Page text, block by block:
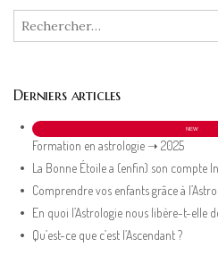
Rechercher :
Derniers articles
NEW
Formation en astrologie ➝ 2025
La Bonne Étoile a (enfin) son compte
Comprendre vos enfants grâce à
En quoi l’Astrologie nous libère-t-elle
Qu’est-ce que c’est l’Ascendant ?